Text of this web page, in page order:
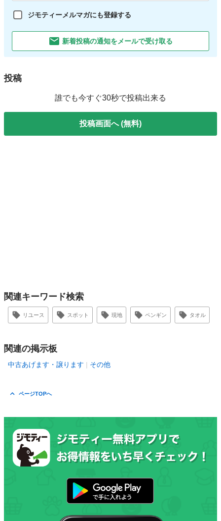
ジモティーメルマガにも登録する
新着投稿の通知をメールで受け取る
投稿
誰でも今すぐ30秒で投稿出来る
投稿画面へ (無料)
関連キーワード検索
リユース スポット 現地 ペンギン タオル
関連の掲示板
中古あげます・譲ります その他
ページTOPへ